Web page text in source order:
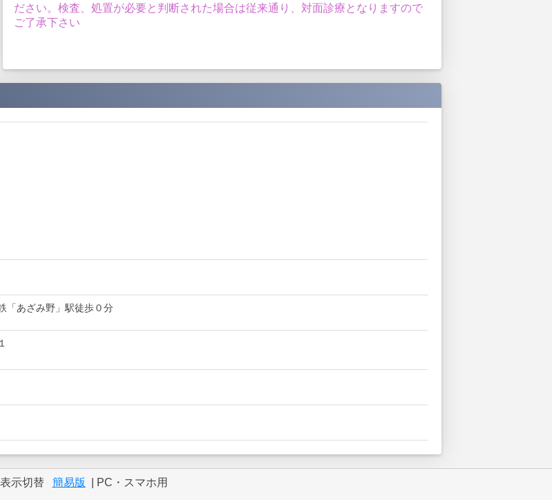
ださい。検査、処置が必要と判断された場合は従来通り、対面診療となりますので
ご了承下さい
「あざみ野」駅徒歩０分
表示切替 簡易版 | PC・スマホ用